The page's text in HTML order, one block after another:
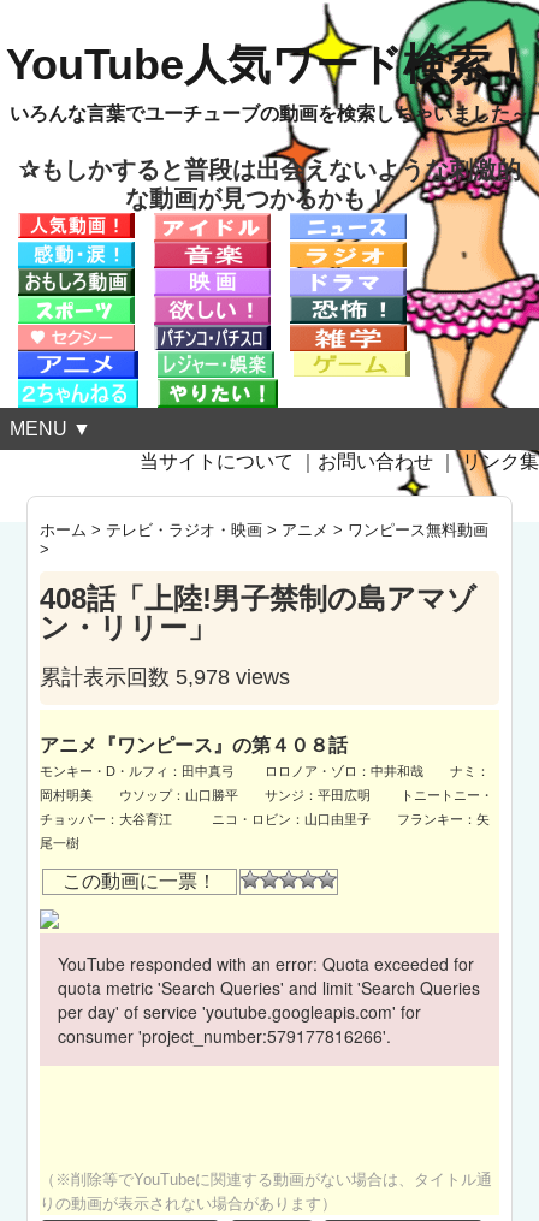
YouTube人気ワード検索！
いろんな言葉でユーチューブの動画を検索しちゃいました～
✰もしかすると普段は出会えないような刺激的
な動画が見つかるかも！
MENU ▼
当サイトについて
お問い合わせ ｜リンク集
ホーム > テレビ・ラジオ・映画 > アニメ > ワンピース無料動画
>
408話「上陸!男子禁制の島アマゾ
ン・リリー」
累計表示回数 5,978 views
アニメ『ワンピース』の第４０８話
モンキー・D・ルフィ：田中真弓 ロロノア・ゾロ：中井和哉 ナミ：
岡村明美 ウソップ：山口勝平 サンジ：平田広明 トニートニー・
チョッパー：大谷育江 ニコ・ロビン：山口由里子 フランキー：矢
尾一樹
この動画に一票！
YouTube responded with an error: Quota exceeded for
quota metric 'Search Queries' and limit 'Search Queries
per day' of service 'youtube.googleapis.com' for
consumer 'project_number:579177816266'.
（※削除等でYouTubeに関連する動画がない場合は、タイトル通
りの動画が表示されない場合があります）